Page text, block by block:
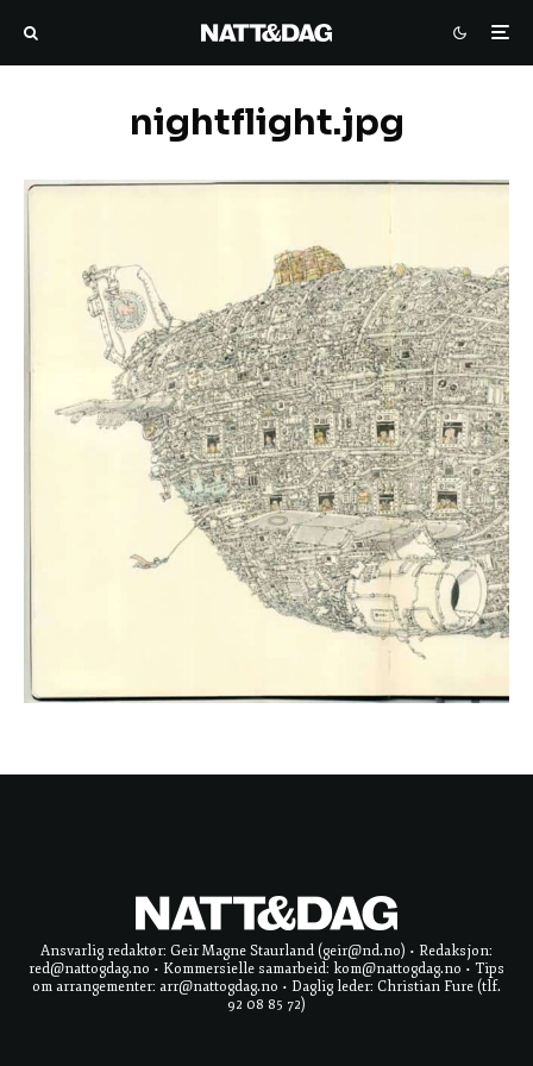
nightflight.jpg
Ansvarlig redaktør: Geir Magne Staurland (geir@nd.no) • Redaksjon:
red@nattogdag.no • Kommersielle samarbeid: kom@nattogdag.no • Tips
om arrangementer: arr@nattogdag.no • Daglig leder: Christian Fure (tlf.
92 08 85 72)